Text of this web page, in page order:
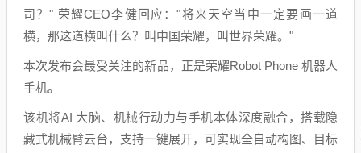
司？" 荣耀CEO李健回应："将来天空当中一定要画一道
横，那这道横叫什么？叫中国荣耀，叫世界荣耀。"
本次发布会最受关注的新品，正是荣耀Robot Phone 机器人
手机。
该机将AI 大脑、机械行动力与手机本体深度融合，搭载隐
藏式机械臂云台，支持一键展开，可实现全自动构图、目标